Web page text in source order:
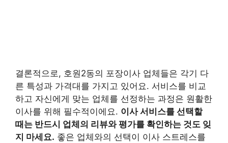
결론적으로, 호원2동의 포장이사 업체들은 각기 다
른 특성과 가격대를 가지고 있어요. 서비스를 비교
하고 자신에게 맞는 업체를 선정하는 과정은 원활한
이사를 위해 필수적이에요. 이사 서비스를 선택할
때는 반드시 업체의 리뷰와 평가를 확인하는 것도 잊
지 마세요. 좋은 업체와의 선택이 이사 스트레스를